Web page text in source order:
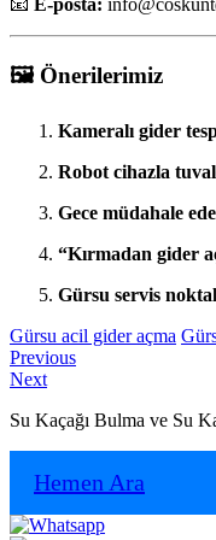
🖼️ Önerilerimiz
Kameralı gider
Robot cihazla
Gece müdahale
“Kırmadan gider
Gürsu servis
Gürsu acil gider açma
Yazı
gezinmesi
PreviousPrevious
NextNext
Su Kaçağı Bulma ve Su
Hemen Ara